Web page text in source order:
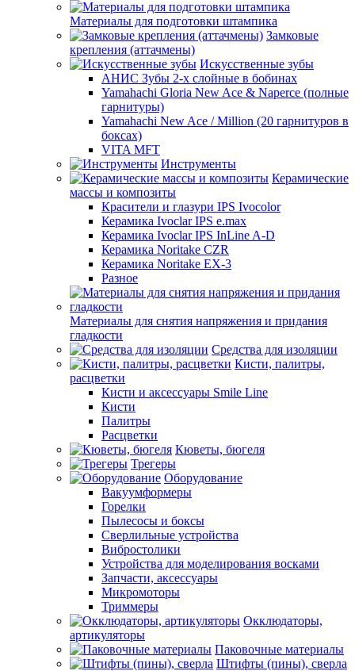
Материалы для подготовки штампика
Замковые
крепления (аттачмены)
Искусственные зубы
АНИС Зубы 2-х слойные в бобинах
Yamahachi Gloria New Ace & Naperce (полные
гарнитуры)
Yamahachi New Ace / Million (20 гарнитуров в
боксах)
VITA MFT
Инструменты
Керамические
массы и композиты
Красители и глазури IPS Ivocolor
Керамика Ivoclar IPS e.max
Керамика Ivoclar IPS InLine A-D
Керамика Noritake CZR
Керамика Noritake EX-3
Разное
Материалы для снятия напряжения и придания
гладкости
Средства для изоляции
Кисти, палитры,
расцветки
Кисти и аксессуары Smile Line
Кисти
Палитры
Расцветки
Кюветы, бюгеля
Трегеры
Оборудование
Вакуумформеры
Горелки
Пылесосы и боксы
Сверлильные устройства
Вибростолики
Устройства для моделирования восками
Запчасти, аксессуары
Микромоторы
Триммеры
Окклюдаторы,
артикуляторы
Паковочные материалы
Штифты (пины), сверла